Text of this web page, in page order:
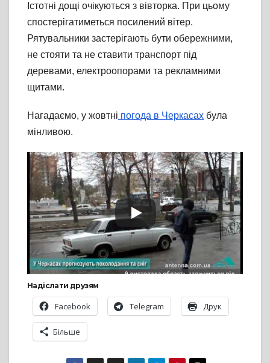
Істотні дощі очікуються з вівторка. При цьому
спостерігатиметься посилений вітер.
Рятувальники застерігають бути обережними,
не стояти та не ставити транспорт під
деревами, електроопорами та рекламними
щитами.
Нагадаємо, у жовтні погода в Черкасах була
мінливою.
Надіслати друзям
Facebook Telegram Друк
Більше